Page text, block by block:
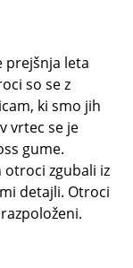
prejšnja leta
so se z
ki smo jih
vrtec se je
gume.
otroci zgubali iz
detajli. Otroci